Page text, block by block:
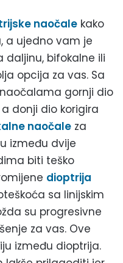
naočale kako
a ujedno vam je
daljinu, bifokalne ili
opcija za vas. Sa
gornji dio
donji dio korigira
naočale za
između dvije
biti teško
dioptrija
sa linijskim
su progresivne
za vas. Ove
između dioptrija.